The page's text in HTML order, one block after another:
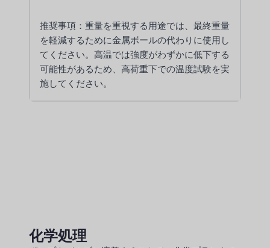
推奨事項：重量を重視する用途では、最終重量
を軽減するために金属ボールの代わりに使用し
てください。高温では強度がわずかに低下する
可能性があるため、高荷重下での温度試験を実
施してください。
化学処理